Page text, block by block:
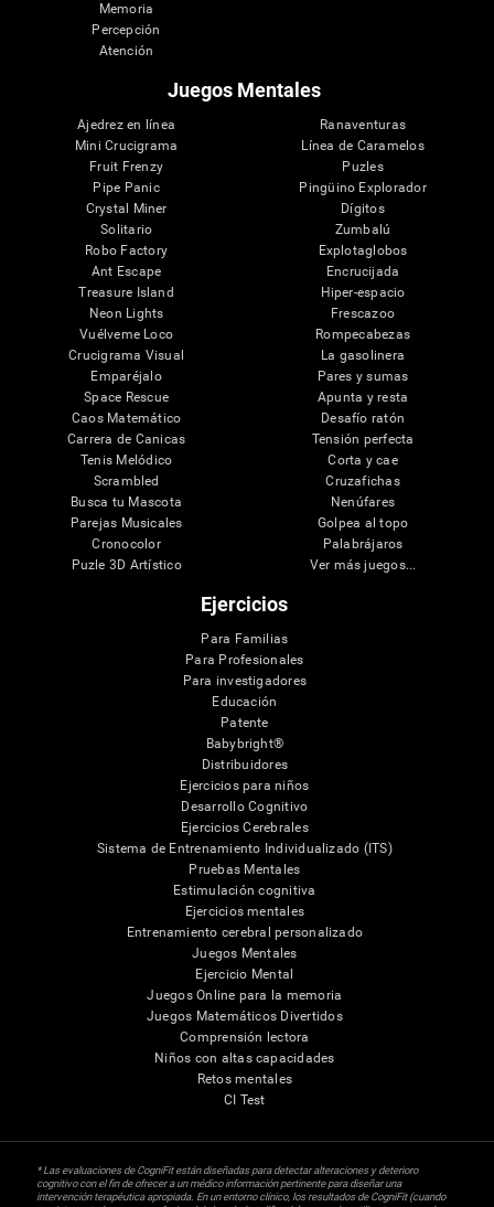
Memoria
Percepción
Atención
Juegos Mentales
Ajedrez en línea
Mini Crucigrama
Fruit Frenzy
Pipe Panic
Crystal Miner
Solitario
Robo Factory
Ant Escape
Treasure Island
Neon Lights
Vuélveme Loco
Crucigrama Visual
Emparéjalo
Space Rescue
Caos Matemático
Carrera de Canicas
Tenis Melódico
Scrambled
Busca tu Mascota
Parejas Musicales
Cronocolor
Puzle 3D Artístico
Ranaventuras
Línea de Caramelos
Puzles
Pingüino Explorador
Dígitos
Zumbalú
Explotaglobos
Encrucijada
Hiper-espacio
Frescazoo
Rompecabezas
La gasolinera
Pares y sumas
Apunta y resta
Desafío ratón
Tensión perfecta
Corta y cae
Cruzafichas
Nenúfares
Golpea al topo
Palabrájaros
Ver más juegos...
Ejercicios
Para Familias
Para Profesionales
Para investigadores
Educación
Patente
Babybright®
Distribuidores
Ejercicios para niños
Desarrollo Cognitivo
Ejercicios Cerebrales
Sistema de Entrenamiento Individualizado (ITS)
Pruebas Mentales
Estimulación cognitiva
Ejercicios mentales
Entrenamiento cerebral personalizado
Juegos Mentales
Ejercicio Mental
Juegos Online para la memoria
Juegos Matemáticos Divertidos
Comprensión lectora
Niños con altas capacidades
Retos mentales
CI Test
* Las evaluaciones de CogniFit están diseñadas para detectar alteraciones y deterioro
cognitivo con el fin de ofrecer a un médico información pertinente para diseñar una
intervención terapéutica apropiada. En un entorno clínico, los resultados de CogniFit (cuando